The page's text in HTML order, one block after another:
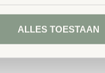
ALLES TOESTAAN